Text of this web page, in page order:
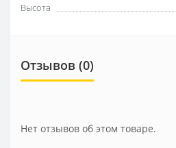
Высота
Отзывов (0)
Нет отзывов об этом товаре.